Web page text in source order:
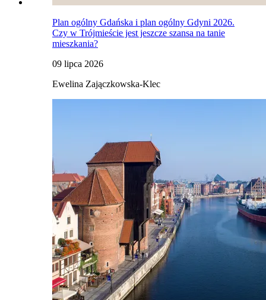
Plan ogólny Gdańska i plan ogólny Gdyni 2026.
Czy w Trójmieście jest jeszcze szansa na tanie
mieszkania?
09 lipca 2026
Ewelina Zajączkowska-Klec